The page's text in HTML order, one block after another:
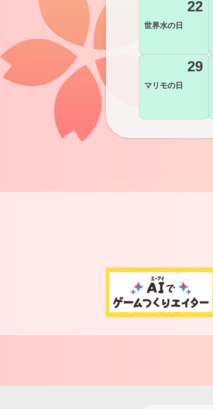
22
世界水の日
29
マリモの日